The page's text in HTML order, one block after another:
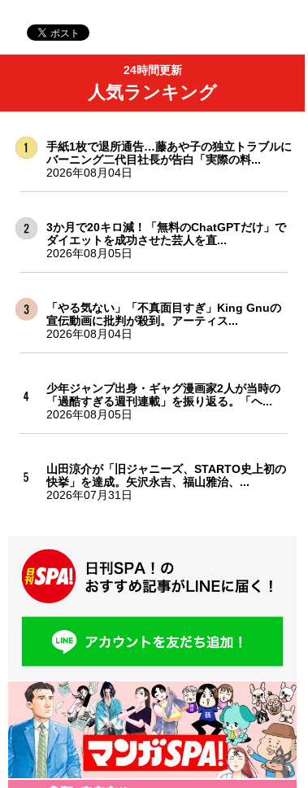
24時間更新
人気ランキング
手紙1枚で退所通告…藤あや子の独立トラブルに
バーニング二代目社長が告白「実際の料...
2026年08月04日
3か月で20キロ減！「無料のChatGPTだけ」で
ダイエットを成功させた芸人を直...
2026年08月05日
「やる気ない」「不真面目すぎ」King Gnuの
宣伝動画に批判が殺到。アーティス...
2026年08月04日
少年ジャンプ出身・ギャグ漫画家2人が当時の
「過酷すぎる週刊連載」を振り返る。「ヘ...
2026年08月05日
山田涼介が「旧ジャニーズ、STARTO史上初の
快挙」を達成。矢沢永吉、福山雅治、...
2026年07月31日